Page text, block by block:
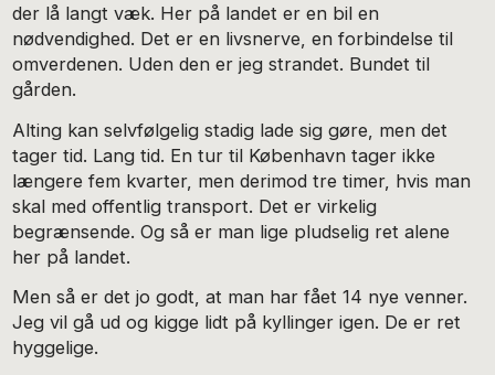
der lå langt væk. Her på landet er en bil en
nødvendighed. Det er en livsnerve, en forbindelse til
omverdenen. Uden den er jeg strandet. Bundet til
gården.
Alting kan selvfølgelig stadig lade sig gøre, men det
tager tid. Lang tid. En tur til København tager ikke
længere fem kvarter, men derimod tre timer, hvis man
skal med offentlig transport. Det er virkelig
begrænsende. Og så er man lige pludselig ret alene
her på landet.
Men så er det jo godt, at man har fået 14 nye venner.
Jeg vil gå ud og kigge lidt på kyllinger igen. De er ret
hyggelige.